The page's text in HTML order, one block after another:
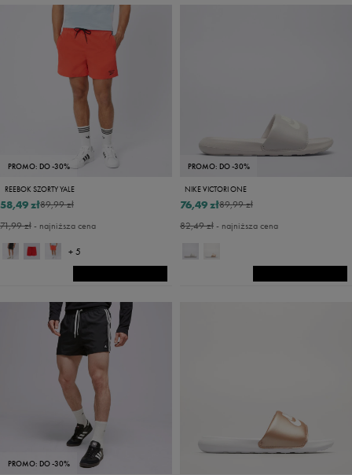
PROMO: DO -30%
REEBOK SZORTY YALE
89,99 zł
58,49 zł
71,99 zł- najniższa cena
+ 5
PROMO: DO -30%
NIKE VICTORI ONE
89,99 zł
76,49 zł
82,49 zł- najniższa cena
PROMO: DO -30%